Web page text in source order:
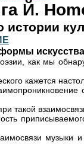
Й.
истории
искусства
как мы
кажется
такой